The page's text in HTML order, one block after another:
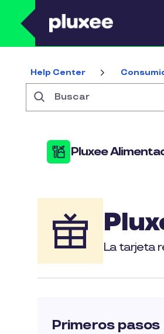
Pasar al contenido principal
Help Center
Pluxee
La tarjeta
Primeros pasos